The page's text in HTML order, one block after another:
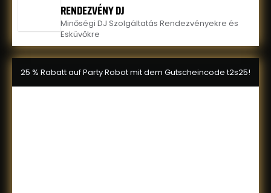
RENDEZVÉNY DJ
Minőségi DJ Szolgáltatás Rendezvényekre és
Esküvőkre
25 % Rabatt auf Party Robot mit dem Gutscheincode t2s25!